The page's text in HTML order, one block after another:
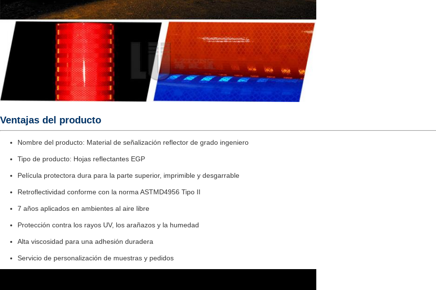
Ventajas del producto
Nombre del producto: Material de señalización reflector de grado ingeniero
Tipo de producto: Hojas reflectantes EGP
Película protectora dura para la parte superior, imprimible y desgarrable
Retroflectividad conforme con la norma ASTMD4956 Tipo II
7 años aplicados en ambientes al aire libre
Protección contra los rayos UV, los arañazos y la humedad
Alta viscosidad para una adhesión duradera
Servicio de personalización de muestras y pedidos